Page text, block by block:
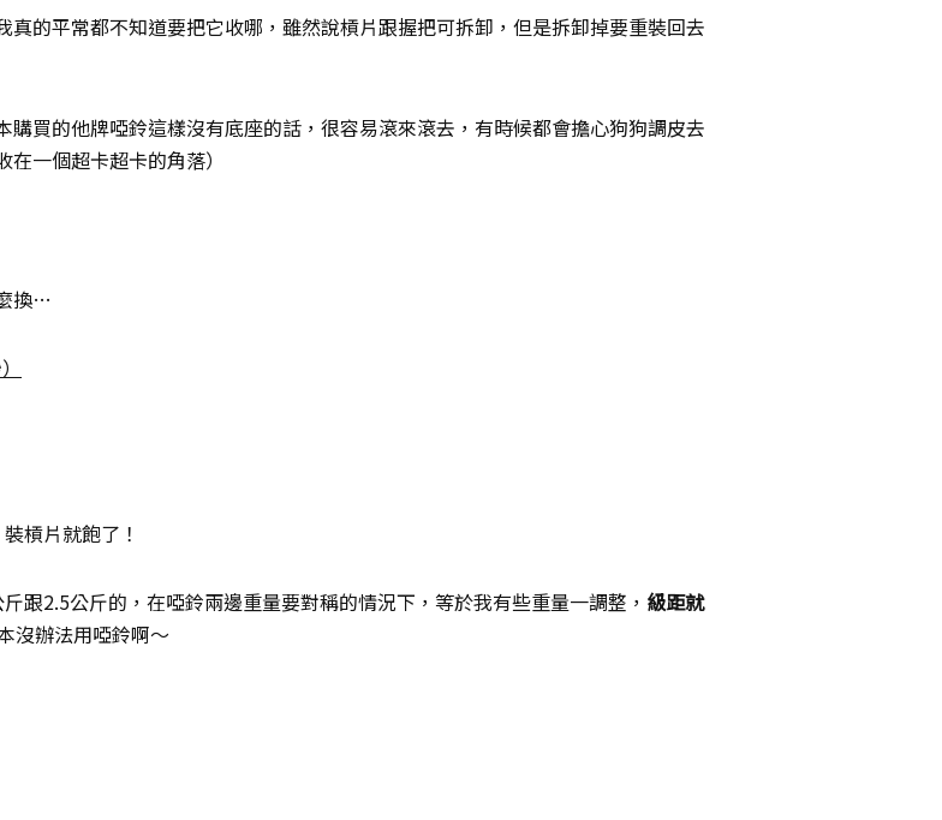
的平常都不知道要把它收哪，雖然說槓片跟握把可拆卸，但是拆卸掉要重裝回去
購買的他牌啞鈴這樣沒有底座的話，很容易滾來滾去，有時候都會擔心狗狗調皮去
一個超卡超卡的角落）
換…
槓片就飽了！
跟2.5公斤的，在啞鈴兩邊重量要對稱的情況下，等於我有些重量一調整， 級距就
沒辦法用啞鈴啊～